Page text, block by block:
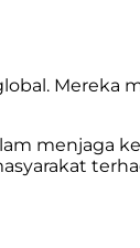
menjaga